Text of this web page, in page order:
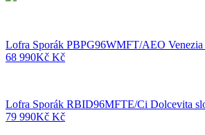
Lofra Sporák PBPG96WMFT/AEO
68 990Kč Kč
Lofra Sporák RBID96MFTE/Ci Dolcevita
79 990Kč Kč